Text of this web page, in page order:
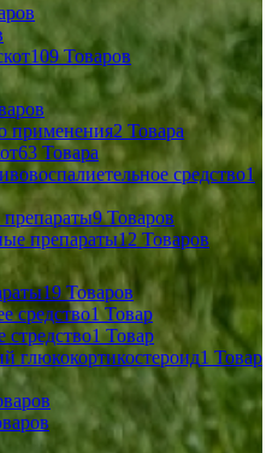
109 Товаров
применения2 Товара
63 Товара
средство1
9 Товаров
препараты12 Товаров
19 Товаров
средство1 Товар
стредство1 Товар
глюкокортикостероид1 Товар